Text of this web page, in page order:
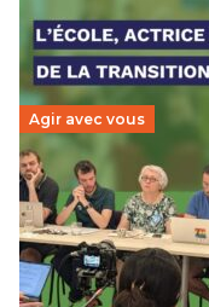
Agir avec vous
Transition
Éducation fait
30 juin 2026-National
Pendant plusieurs
travaillé sur la